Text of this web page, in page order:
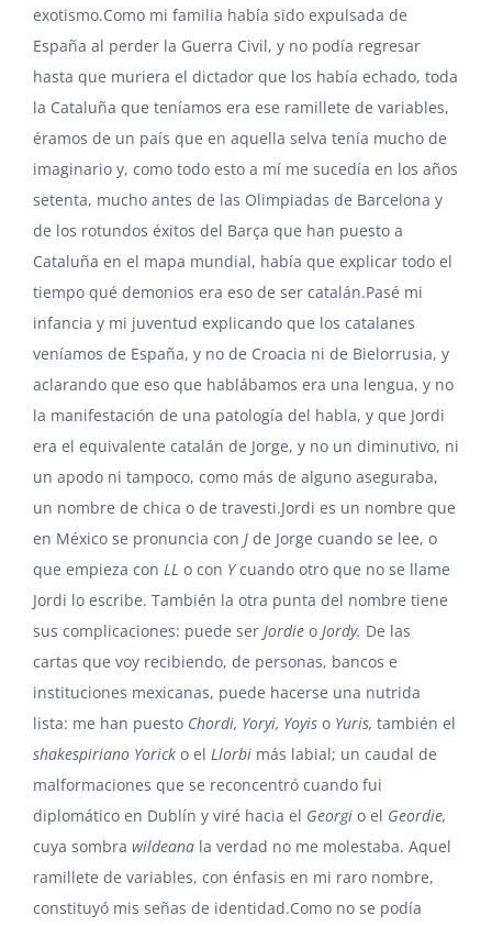
exotismo.Como mi familia había sido expulsada de
España al perder la Guerra Civil, y no podía regresar
hasta que muriera el dictador que los había echado, toda
la Cataluña que teníamos era ese ramillete de variables,
éramos de un país que en aquella selva tenía mucho de
imaginario y, como todo esto a mí me sucedía en los años
setenta, mucho antes de las Olimpiadas de Barcelona y
de los rotundos éxitos del Barça que han puesto a
Cataluña en el mapa mundial, había que explicar todo el
tiempo qué demonios era eso de ser catalán.Pasé mi
infancia y mi juventud explicando que los catalanes
veníamos de España, y no de Croacia ni de Bielorrusia, y
aclarando que eso que hablábamos era una lengua, y no
la manifestación de una patología del habla, y que Jordi
era el equivalente catalán de Jorge, y no un diminutivo, ni
un apodo ni tampoco, como más de alguno aseguraba,
un nombre de chica o de travesti.Jordi es un nombre que
en México se pronuncia con J de Jorge cuando se lee, o
que empieza con LL o con Ycuando otro que no se llame
Jordi lo escribe. También la otra punta del nombre tiene
sus complicaciones: puede ser Jordie o Jordy. De las
cartas que voy recibiendo, de personas, bancos e
instituciones mexicanas, puede hacerse una nutrida
lista: me han puesto Chordi, Yoryi, Yoyis o Yuris, también el
shakespiriano Yorick o el Llorbi más labial; un caudal de
malformaciones que se reconcentró cuando fui
diplomático en Dublín y viré hacia el Georgi o el Geordie,
cuya sombra wildeana la verdad no me molestaba. Aquel
ramillete de variables, con énfasis en mi raro nombre,
constituyó mis señas de identidad.Como no se podía